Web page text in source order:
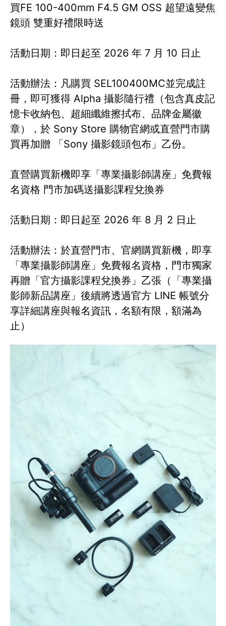
買FE 100-400mm F4.5 GM OSS 超望遠變焦
鏡頭 雙重好禮限時送
活動日期：即日起至 2026 年 7 月 10 日止
活動辦法：凡購買 SEL100400MC並完成註
冊，即可獲得 Alpha 攝影隨行禮（包含真皮記
憶卡收納包、超細纖維擦拭布、品牌金屬徽
章），於 Sony Store 購物官網或直營門市購
買再加贈 「Sony 攝影鏡頭包布」乙份。
直營購買新機即享「專業攝影師講座」免費報
名資格 門市加碼送攝影課程兌換券
活動日期：即日起至 2026 年 8 月 2 日止
活動辦法：於直營門市、官網購買新機，即享
「專業攝影師講座」免費報名資格，門市獨家
再贈「官方攝影課程兌換券」乙張（「專業攝
影師新品講座」後續將透過官方 LINE 帳號分
享詳細講座與報名資訊，名額有限，額滿為
止）